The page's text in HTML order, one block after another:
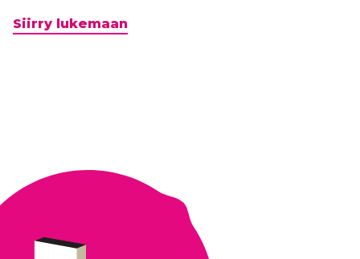
Siirry lukemaan
verkosto
jakoi
hyödyllisiä